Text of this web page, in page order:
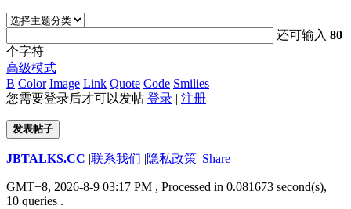
还可输入80
个字符
高级模式
B Color Image Link Quote Code Smilies
您需要登录后才可以发帖 登录 | 注册
发表帖子
JBTALKS.CC |联系我们 |隐私政策 |Share
GMT+8, 2026-8-9 03:17 PM , Processed in 0.081673 second(s),
10 queries .